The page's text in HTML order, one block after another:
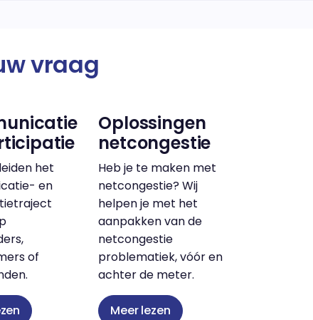
vraag
het
en
of
Oplossingen
netcongestie
Heb je te maken met
netcongestie? Wij
helpen je met het
aanpakken van de
netcongestie
problematiek, vóór en
achter de meter.
Meer lezen